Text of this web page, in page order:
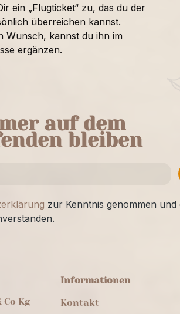
ein „Flugticket“ zu, das du der
überreichen kannst.
Wunsch, kannst du ihn im
ergänzen.
auf dem
bleiben
zur Kenntnis genommen
Co Kg
Informationen
Kontakt